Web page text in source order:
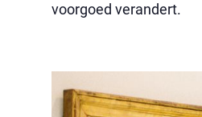
voorgoed verandert.